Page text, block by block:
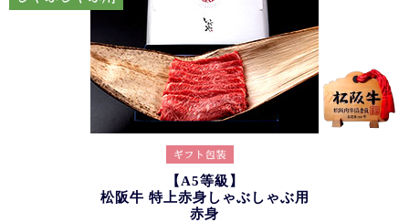
【A5等級】
松阪牛 特上赤身しゃぶしゃぶ用
赤身